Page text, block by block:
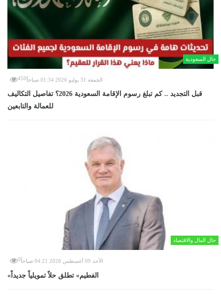
حال السعودية
الجمعة 31 يوليو 2026 01:34 صباحاً 450
قبل التجديد .. كم تبلغ رسوم الإقامة السعودية 2026؟ تفاصيل التكاليف
للعمالة والتابعين
حال المال والاقتصاد
الأحد 09 أغسطس 2026 04:21 صباحاً 0
«الفطيم» تطلق حلاً تمويلياً جديداً